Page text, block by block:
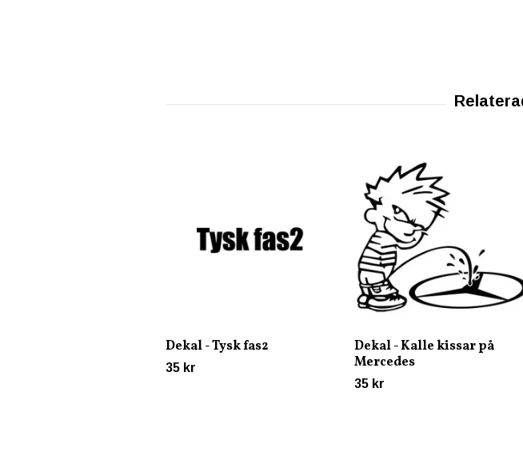
Dekal - Tysk fas2
35 kr
Dekal - Kalle kissar på
Mercedes
35 kr